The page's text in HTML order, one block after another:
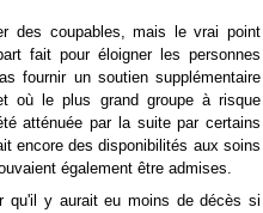
des coupables, mais le vrai point
fait pour éloigner les personnes
fournir un soutien supplémentaire
où le plus grand groupe à risque
atténuée par la suite par certains
encore des disponibilités aux soins
également être admises.
qu'il y aurait eu moins de décès si